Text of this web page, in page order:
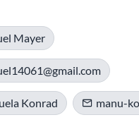
Mayer
Konrad manu-